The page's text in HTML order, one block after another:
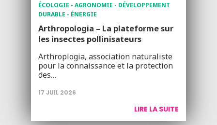
ÉCOLOGIE - AGRONOMIE - DÉVELOPPEMENT
DURABLE - ÉNERGIE
Arthropologia – La plateforme sur
les insectes pollinisateurs
Arthroplogia, association naturaliste
pour la connaissance et la protection
des…
17 JUIL 2026
LIRE LA SUITE